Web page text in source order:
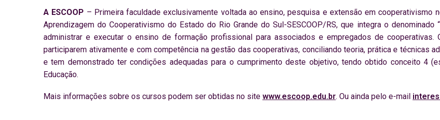
A ESCOOP – Primeira faculdade exclusivamente voltada ao ensino, pesquisa e extensão em cooperativismo
Aprendizagem do Cooperativismo do Estado do Rio Grande do Sul-SESCOOP/RS, que integra o
administrar e executar o ensino de formação profissional para associados e empregados de
participarem ativamente e com competência na gestão das cooperativas, conciliando teoria, prática e técnicas
e tem demonstrado ter condições adequadas para o cumprimento deste objetivo, tendo obtido conceito 4
Educação.
Mais informações sobre os cursos podem ser obtidas no site www.escoop.edu.br. Ou ainda pelo e-mail